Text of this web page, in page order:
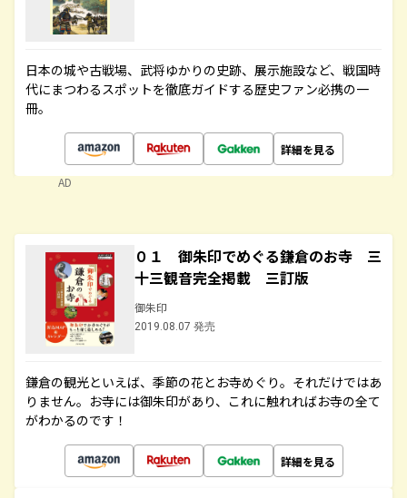
日本の城や古戦場、武将ゆかりの史跡、展示施設など、戦国時
代にまつわるスポットを徹底ガイドする歴史ファン必携の一
冊。
詳細を見る
AD
０１ 御朱印でめぐる鎌倉のお寺 三
十三観音完全掲載 三訂版
御朱印
2019.08.07 発売
鎌倉の観光といえば、季節の花とお寺めぐり。それだけではあ
りません。お寺には御朱印があり、これに触れればお寺の全て
がわかるのです！
詳細を見る